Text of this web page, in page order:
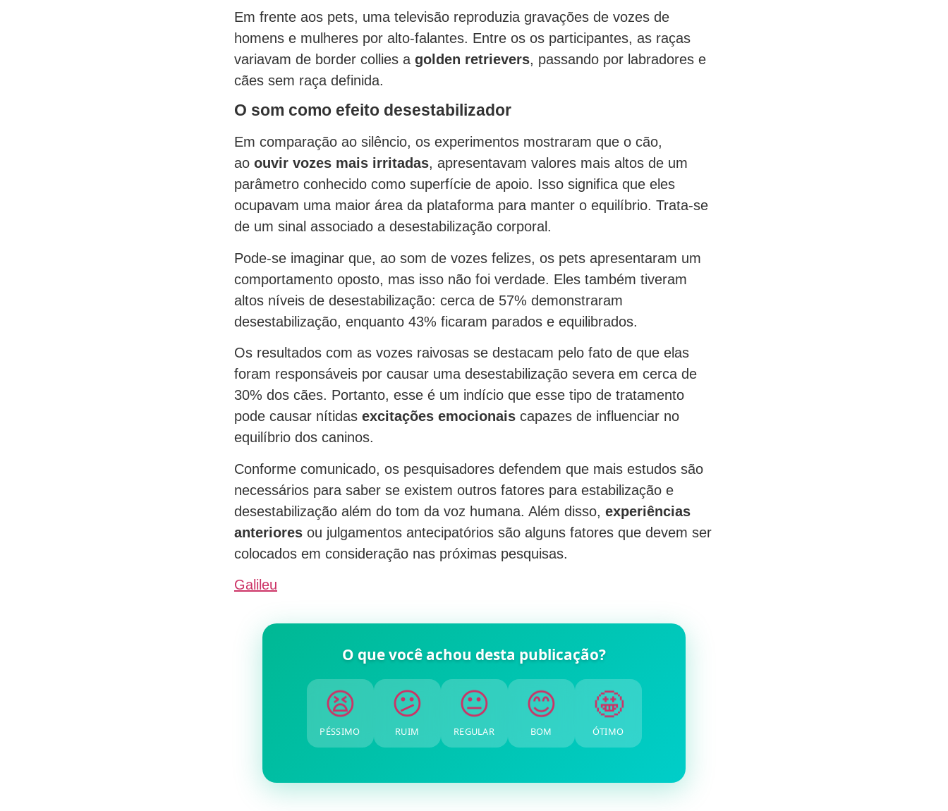
Em frente aos pets, uma televisão reproduzia gravações de vozes de
homens e mulheres por alto-falantes. Entre os os participantes, as raças
variavam de border collies a golden retrievers, passando por labradores e
cães sem raça definida.
O som como efeito desestabilizador
Em comparação ao silêncio, os experimentos mostraram que o cão,
ao ouvir vozes mais irritadas, apresentavam valores mais altos de um
parâmetro conhecido como superfície de apoio. Isso significa que eles
ocupavam uma maior área da plataforma para manter o equilíbrio. Trata-se
de um sinal associado a desestabilização corporal.
Pode-se imaginar que, ao som de vozes felizes, os pets apresentaram um
comportamento oposto, mas isso não foi verdade. Eles também tiveram
altos níveis de desestabilização: cerca de 57% demonstraram
desestabilização, enquanto 43% ficaram parados e equilibrados.
Os resultados com as vozes raivosas se destacam pelo fato de que elas
foram responsáveis por causar uma desestabilização severa em cerca de
30% dos cães. Portanto, esse é um indício que esse tipo de tratamento
pode causar nítidas excitações emocionais capazes de influenciar no
equilíbrio dos caninos.
Conforme comunicado, os pesquisadores defendem que mais estudos são
necessários para saber se existem outros fatores para estabilização e
desestabilização além do tom da voz humana. Além disso, experiências
anteriores ou julgamentos antecipatórios são alguns fatores que devem ser
colocados em consideração nas próximas pesquisas.
Galileu
O que você achou desta publicação?
😫
PÉSSIMO
😕
RUIM
😐
REGULAR
😊
BOM
🤩
ÓTIMO